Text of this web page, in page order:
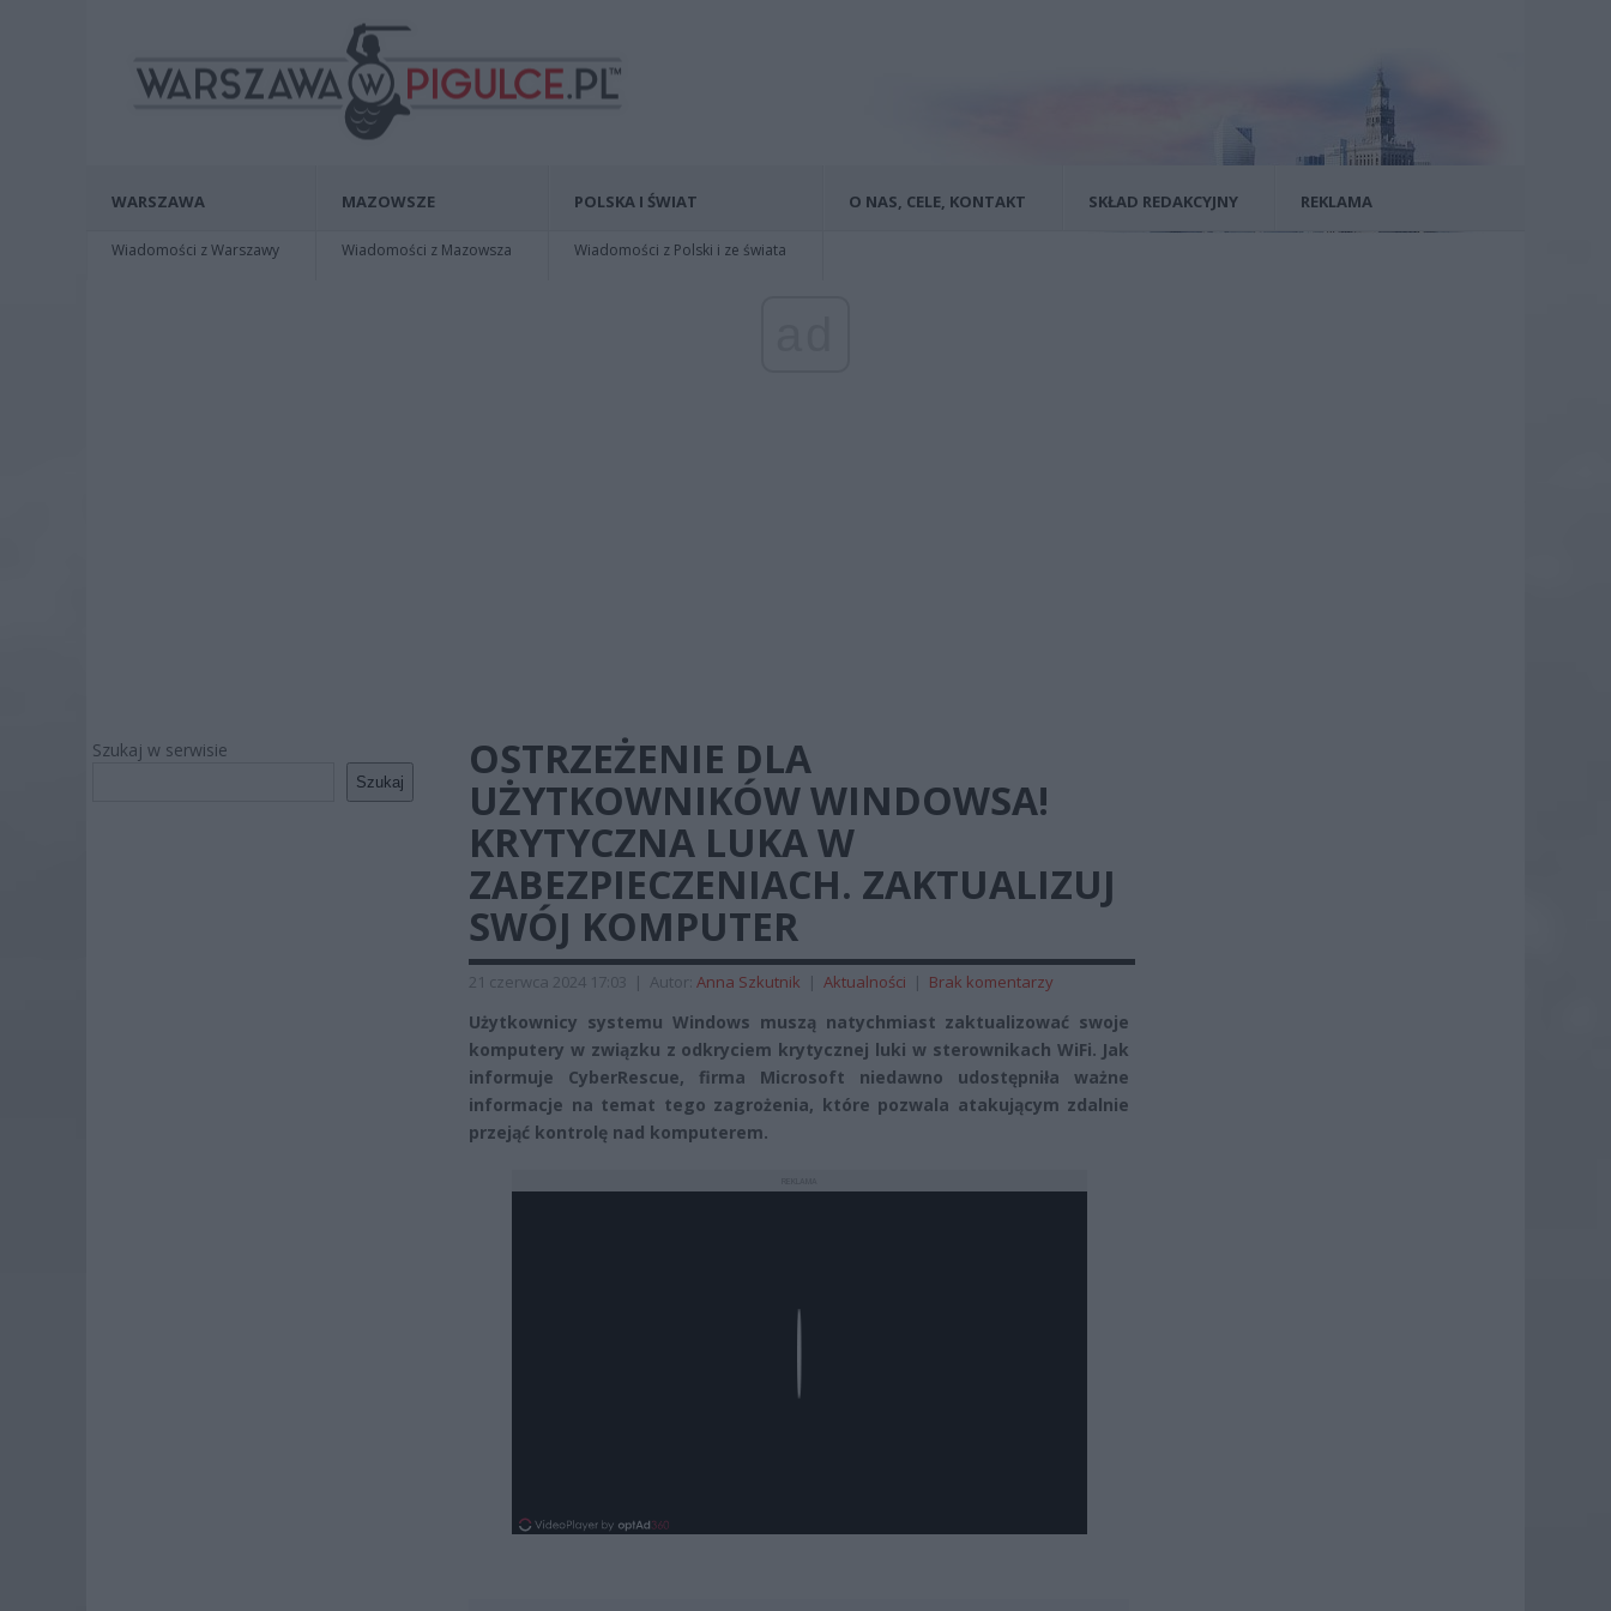
WARSZAWA
Wiadomości z Warszawy
MAZOWSZE
Wiadomości z Mazowsza
POLSKA I ŚWIAT
Wiadomości z Polski i ze świata
O NAS, CELE, KONTAKT SKŁAD REDAKCYJNY REKLAMA
Szukaj w serwisie
Szukaj
OSTRZEŻENIE DLA
UŻYTKOWNIKÓW WINDOWSA!
KRYTYCZNA LUKA W
ZABEZPIECZENIACH. ZAKTUALIZUJ
SWÓJ KOMPUTER
21 czerwca 2024 17:03 | Autor: Anna Szkutnik | Aktualności | Brak komentarzy
Użytkownicy systemu Windows muszą natychmiast zaktualizować swoje
komputery w związku z odkryciem krytycznej luki w sterownikach WiFi. Jak
informuje CyberRescue, firma Microsoft niedawno udostępniła ważne
informacje na temat tego zagrożenia, które pozwala atakującym zdalnie
przejąć kontrolę nad komputerem.